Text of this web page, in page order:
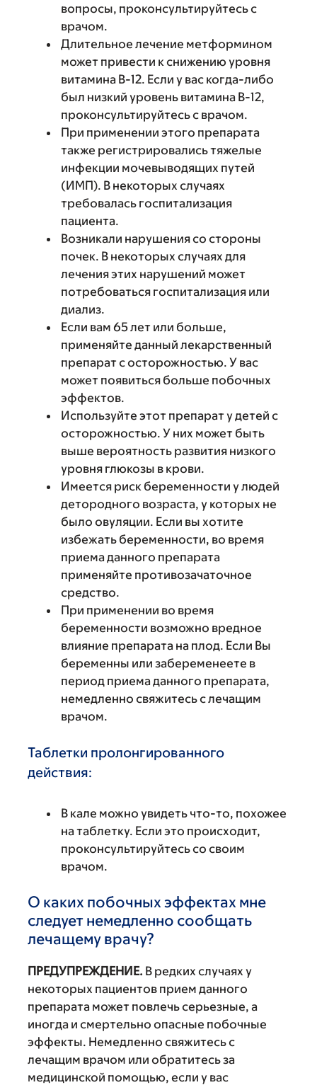
вопросы, проконсультируйтесь с
врачом.
Длительное лечение метформином
может привести к снижению уровня
витамина B-12. Если у вас когда-либо
был низкий уровень витамина B-12,
проконсультируйтесь с врачом.
При применении этого препарата
также регистрировались тяжелые
инфекции мочевыводящих путей
(ИМП). В некоторых случаях
требовалась госпитализация
пациента.
Возникали нарушения со стороны
почек. В некоторых случаях для
лечения этих нарушений может
потребоваться госпитализация или
диализ.
Если вам 65 лет или больше,
применяйте данный лекарственный
препарат с осторожностью. У вас
может появиться больше побочных
эффектов.
Используйте этот препарат у детей с
осторожностью. У них может быть
выше вероятность развития низкого
уровня глюкозы в крови.
Имеется риск беременности у людей
детородного возраста, у которых не
было овуляции. Если вы хотите
избежать беременности, во время
приема данного препарата
применяйте противозачаточное
средство.
При применении во время
беременности возможно вредное
влияние препарата на плод. Если Вы
беременны или забеременеете в
период приема данного препарата,
немедленно свяжитесь с лечащим
врачом.
Таблетки пролонгированного
действия:
В кале можно увидеть что-то, похожее
на таблетку. Если это происходит,
проконсультируйтесь со своим
врачом.
О каких побочных эффектах мне
следует немедленно сообщать
лечащему врачу?
ПРЕДУПРЕЖДЕНИЕ. В редких случаях у
некоторых пациентов прием данного
препарата может повлечь серьезные, а
иногда и смертельно опасные побочные
эффекты. Немедленно свяжитесь с
лечащим врачом или обратитесь за
медицинской помощью, если у вас